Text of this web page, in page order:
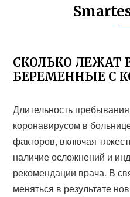
СКОЛЬКО ЛЕЖАТ
БЕРЕМЕННЫЕ С
Длительность
коронавирусом в
факторов, включая
наличие осложнений и
рекомендации врача. В
меняться в результате